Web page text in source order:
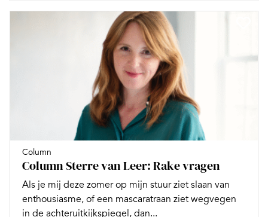
Column
Column Sterre van Leer: Rake vragen
Als je mij deze zomer op mijn stuur ziet slaan van
enthousiasme, of een mascaratraan ziet wegvegen
in de achteruitkijkspiegel, dan...